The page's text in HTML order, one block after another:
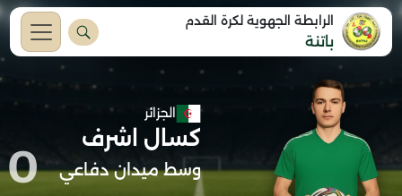
الرابطة الجهوية لكرة القدم
باتنة
الجزائر
كسال اشرف
وسط ميدان دفاعي 0